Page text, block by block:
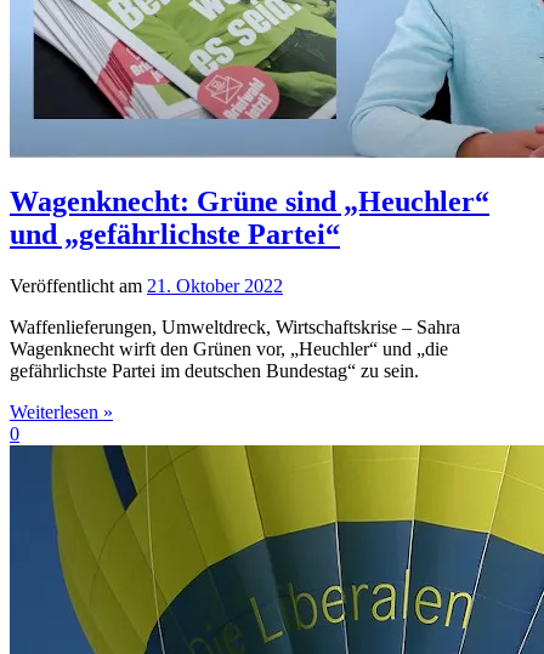
Wagenknecht: Grüne sind „Heuchler“
und „gefährlichste Partei“
Veröffentlicht am 21. Oktober 2022
Waffenlieferungen, Umweltdreck, Wirtschaftskrise – Sahra
Wagenknecht wirft den Grünen vor, „Heuchler“ und „die
gefährlichste Partei im deutschen Bundestag“ zu sein.
Weiterlesen »
0